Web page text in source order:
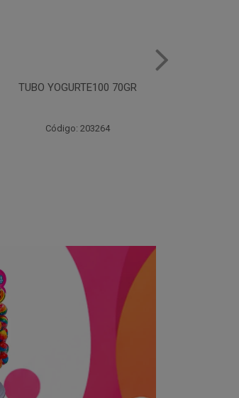
TUBO YOGURTE100 70GR
Código: 203264